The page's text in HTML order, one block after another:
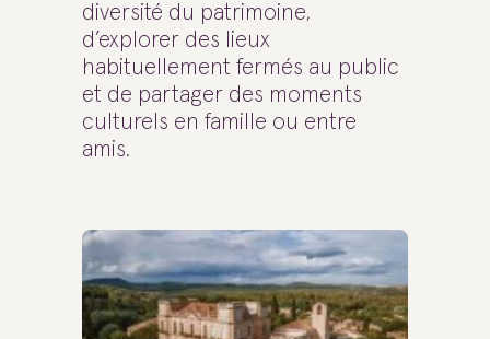
diversité du patrimoine,
d’explorer des lieux
habituellement fermés au public
et de partager des moments
culturels en famille ou entre
amis.